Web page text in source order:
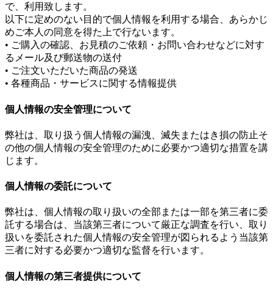
で、利用致します。
以下に定めのない目的で個人情報を利用する場合、あらかじ
めご本人の同意を得た上で行ないます。
• ご購入の確認、お見積のご依頼・お問い合わせなどに対す
るメール及び郵送物の送付
• ご注文いただいた商品の発送
• 各種商品・サービスに関する情報提供
個人情報の安全管理について
弊社は、取り扱う個人情報の漏洩、滅失またはき損の防止そ
の他の個人情報の安全管理のために必要かつ適切な措置を講
じます。
個人情報の委託について
弊社は、個人情報の取り扱いの全部または一部を第三者に委
託する場合は、当該第三者について厳正な調査を行い、取り
扱いを委託された個人情報の安全管理が図られるよう当該第
三者に対する必要かつ適切な監督を行います。
個人情報の第三者提供について